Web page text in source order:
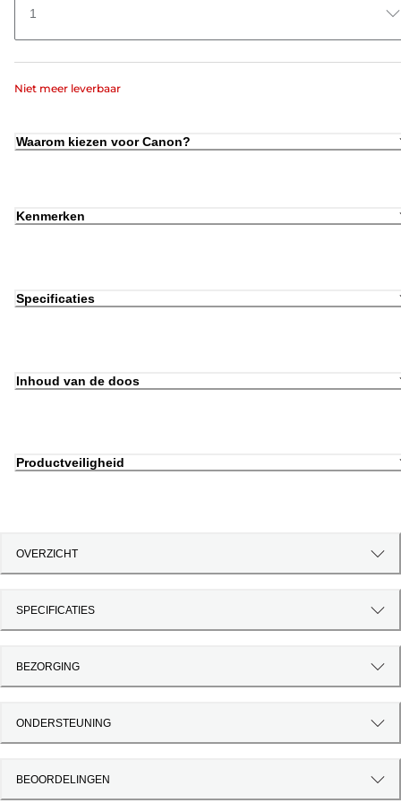
1
Niet meer leverbaar
Waarom kiezen voor Canon?
Kenmerken
Specificaties
Inhoud van de doos
Productveiligheid
OVERZICHT
SPECIFICATIES
BEZORGING
ONDERSTEUNING
BEOORDELINGEN